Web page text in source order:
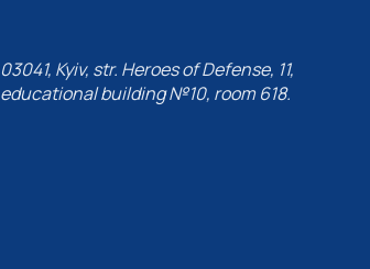
03041, Kyiv, str. Heroes of Defense, 11,
educational building №10, room 618.